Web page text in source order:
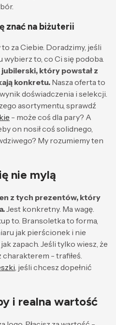
znać na biżuterii
za Ciebie. Doradzimy, jeśli
to, co Ci się podoba.
który powstał z
konkretu. Nasza oferta to
doświadczenia i selekcji.
asortymentu, sprawdź
- może coś dla pary? A
on nosił coś solidnego,
My rozumiemy ten
nie mylą
z tych prezentów, który
Jest konkretny. Ma wagę.
to. Bransoletka to forma,
jak pierścionek i nie
zapach. Jeśli tylko wiesz, że
- trafiłeś.
, jeśli chcesz dopełnić
i realna wartość